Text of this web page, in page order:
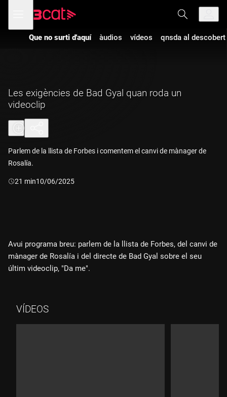
navegació
principal
menú
de
Que no surti d'aquí àudios vídeos qnsda al descobert
Les exigències de Bad Gyal quan roda un
videoclip
Parlem de la llista de Forbes i comentem el canvi de mànager de
Rosalía.
Durada:
21 min10/06/2025
Avui programa breu: parlem de la llista de Forbes, del canvi de
mànager de Rosalía i del directe de Bad Gyal sobre el seu
últim videoclip, "Da me".
VÍDEOS